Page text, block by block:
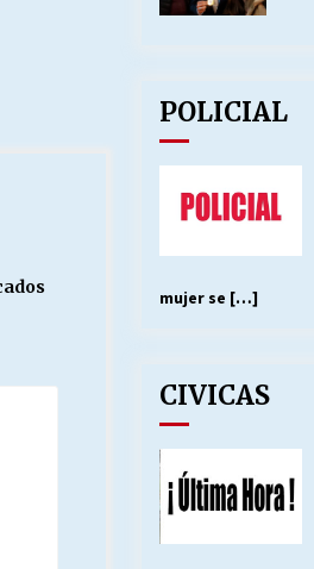
POLICIAL
mujer se […]
CIVICAS